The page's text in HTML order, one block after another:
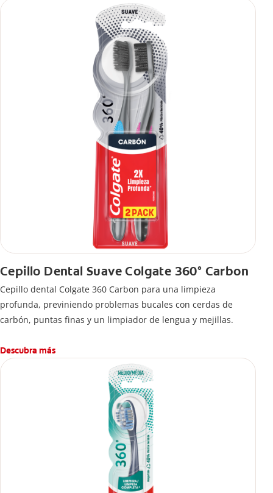
Cepillo Dental Suave Colgate 360° Carbon
Cepillo dental Colgate 360 ​​Carbon para una limpieza
profunda, previniendo problemas bucales con cerdas de
carbón, puntas finas y un limpiador de lengua y mejillas.
Descubra más